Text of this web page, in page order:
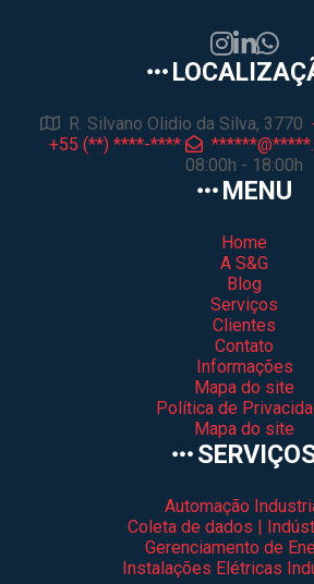
R. Silvano Olidio da Silva, 3770
+55 (**) ****-****
08:00h - 18:00h
MENU
Home
A S&G
Blog
Serviços
Clientes
Contato
Informações
Mapa do site
Política de
Mapa do site
Automação
Coleta de dados |
Gerenciamento de
Instalações Elétricas